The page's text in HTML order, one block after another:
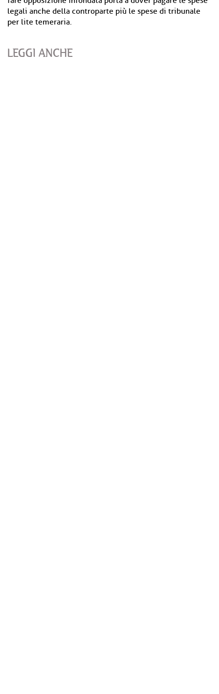
legali anche della controparte più le spese di tribunale
per lite temeraria.
LEGGI ANCHE